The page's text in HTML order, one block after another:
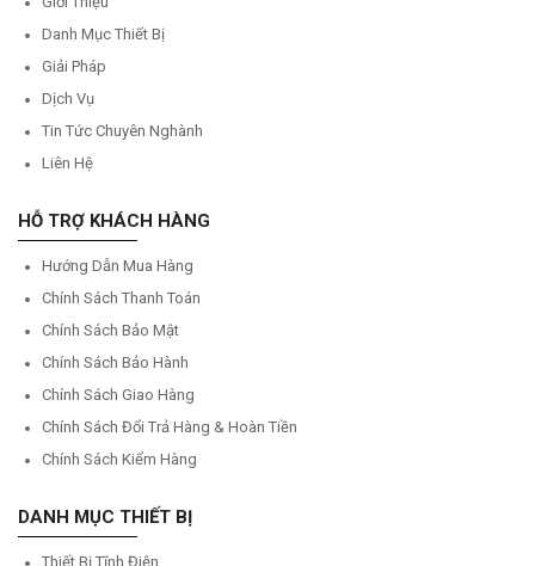
Danh Mục Thiết Bị
Giải Pháp
Dịch Vụ
Tin Tức Chuyên Nghành
Liên Hệ
HỖ TRỢ KHÁCH HÀNG
Hướng Dẫn Mua Hàng
Chính Sách Thanh Toán
Chính Sách Bảo Mật
Chính Sách Bảo Hành
Chính Sách Giao Hàng
Chính Sách Đổi Trả Hàng & Hoàn Tiền
Chính Sách Kiểm Hàng
DANH MỤC THIẾT BỊ
Thiết Bị Tĩnh Điện